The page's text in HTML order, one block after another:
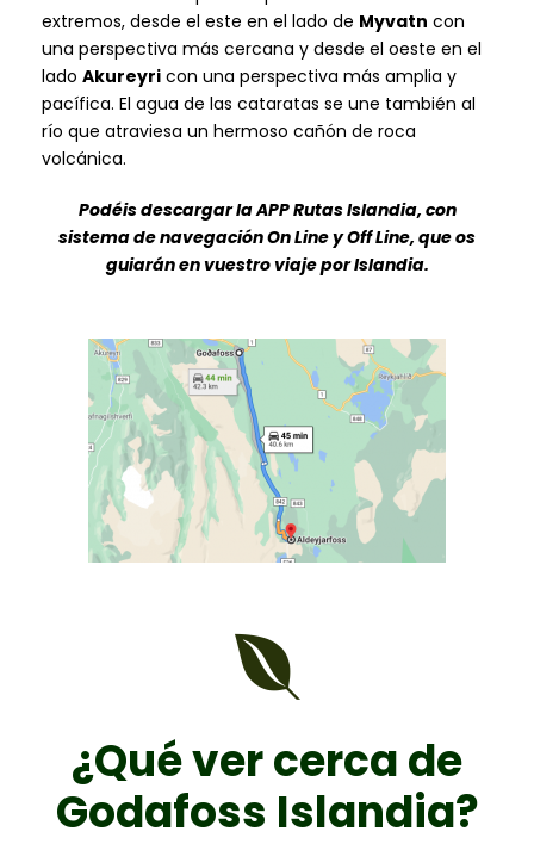
extremos, desde el este en el lado de Myvatn con
una perspectiva más cercana y desde el oeste en el
lado Akureyri con una perspectiva más amplia y
pacífica. El agua de las cataratas se une también al
río que atraviesa un hermoso cañón de roca
volcánica.
Podéis descargar la APP Rutas Islandia, con
sistema de navegación On Line y Off Line, que os
guiarán en vuestro viaje por Islandia.
¿Qué ver cerca de
Godafoss Islandia?